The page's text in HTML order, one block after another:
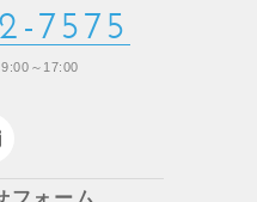
7575
～17:00